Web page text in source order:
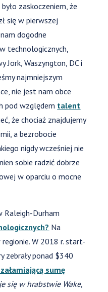
było zaskoczeniem, że
się w pierwszej
dogodne
technologicznych,
Jork, Waszyngton, DC i
najmniejszym
nie jest nam obce
pod względem talent
że chociaż znajdujemy
a bezrobocie
nigdy wcześniej nie
sobie radzić dobrze
w oparciu o mocne
Raleigh-Durham
Na
W 2018 r. start-
zebrały ponad $340
sumę
się w hrabstwie Wake,